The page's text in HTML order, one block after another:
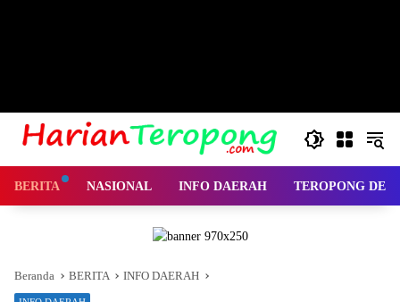
BERITA NASIONAL INFO DAERAH TEROPONG
Beranda BERITA INFO DAERAH